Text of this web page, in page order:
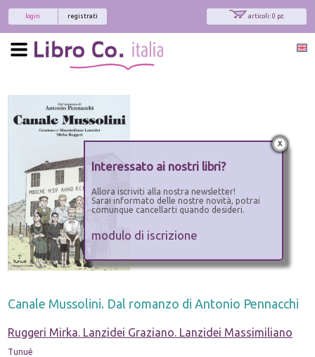
articoli: 0 pz.
registrati
login
Canale Mussolini. Dal romanzo di Antonio Pennacchi
Ruggeri Mirka. Lanzidei Graziano. Lanzidei Massimiliano
Tunué
x
Interessato ai nostri libri?
Allora iscriviti alla nostra newsletter!
Sarai informato delle nostre novità, potrai
comunque cancellarti quando desideri.
modulo di iscrizione